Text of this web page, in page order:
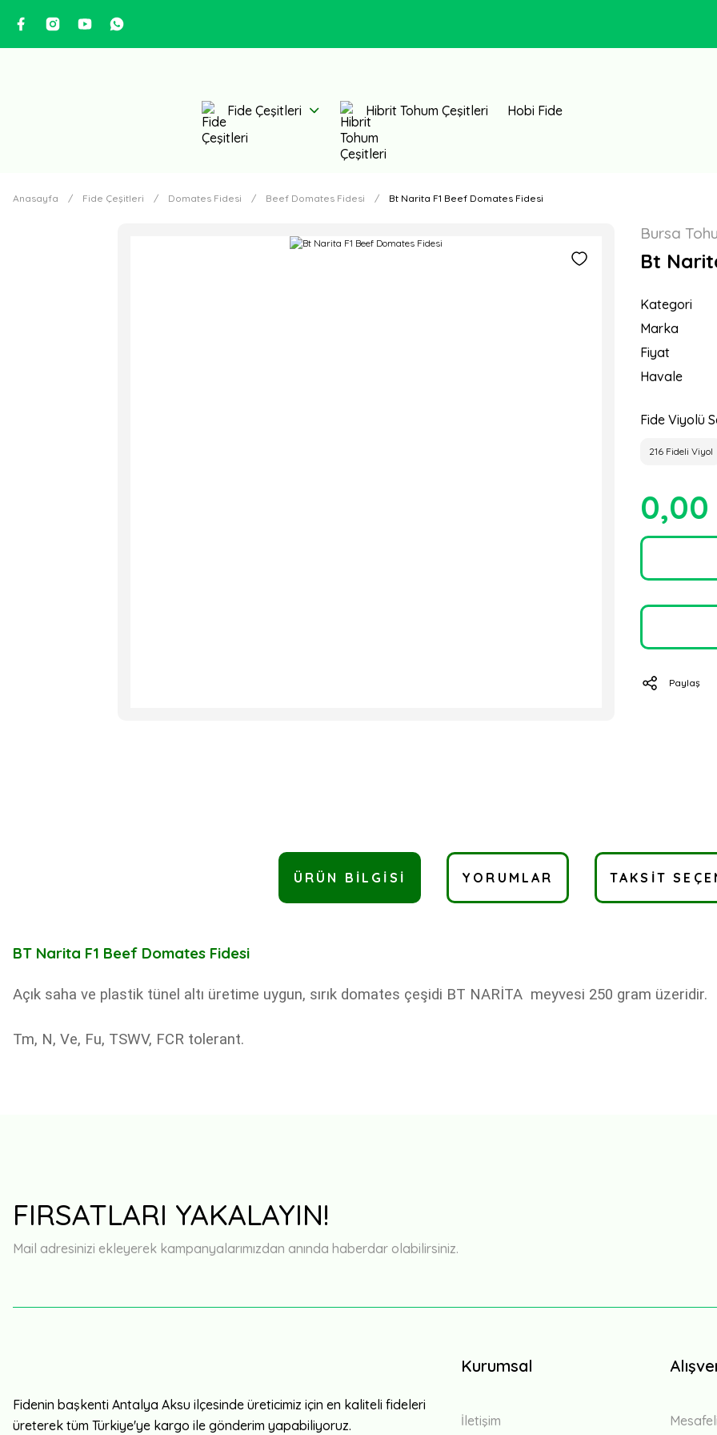
Fide Çeşitleri Hibrit Tohum Çeşitleri Hobi Fide
Anasayfa Fide Çeşitleri Domates Fidesi Beef Domates Fidesi Bt Narita F1 Beef Domates Fidesi
Bursa
Bt
Kategori
Marka
Fiyat
Havale
Fide Viyolü
216 Fideli Viyol
0,00
Paylaş
ÜRÜN BILGISI YORUMLAR TAKSIT
BT Narita F1 Beef Domates Fidesi
Açık saha ve plastik tünel altı üretime uygun, sırık domates çeşidi BT NARİTA meyvesi 250 gram üzeridir.
Tm, N, Ve, Fu, TSWV, FCR tolerant.
FIRSATLARI YAKALAYIN!
Mail adresinizi ekleyerek kampanyalarımızdan anında haberdar olabilirsiniz.
Fidenin başkenti Antalya Aksu ilçesinde üreticimiz için en kaliteli fideleri
üreterek tüm Türkiye'ye kargo ile gönderim yapabiliyoruz.
Kurumsal
İletişim